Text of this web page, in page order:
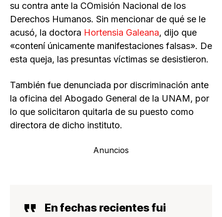
su contra ante la COmisión Nacional de los
Derechos Humanos. Sin mencionar de qué se le
acusó, la doctora Hortensia Galeana, dijo que
«contení únicamente manifestaciones falsas». De
esta queja, las presuntas víctimas se desistieron.
También fue denunciada por discriminación ante
la oficina del Abogado General de la UNAM, por
lo que solicitaron quitarla de su puesto como
directora de dicho instituto.
Anuncios
En fechas recientes fui